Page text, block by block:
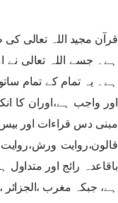
قرآن مجید اللہ
ہے۔ جسے اللہ تعالی
ہے۔ یہ تمام کے تمام
اور واجب ہے،اوران کا
مبنی دس قراءات اور
قالون،روایت
باقاعدہ رائج اور
ہے، جبکہ مغرب ،الجزائر